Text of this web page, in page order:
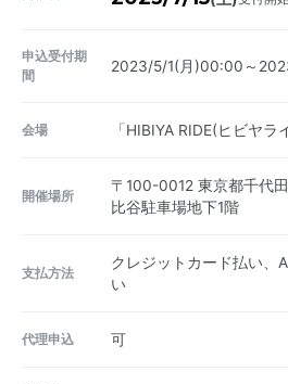
申込受付期
間
2023/5/1(月)00:00～
会場 「HIBIYA RIDE(ヒビヤ
開催場所
〒100-0012 東京都千代
比谷駐車場地下1階
支払方法
クレジットカード払い、
い
代理申込 可